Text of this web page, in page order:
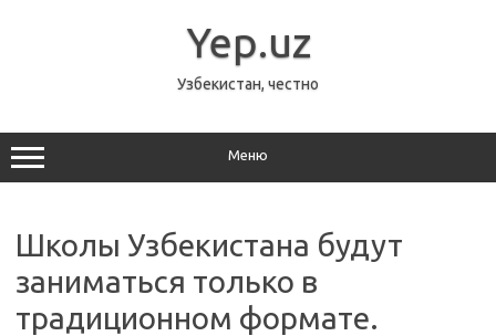
Yep.uz
Узбекистан, честно
Меню
Школы Узбекистана будут
заниматься только в
традиционном формате.